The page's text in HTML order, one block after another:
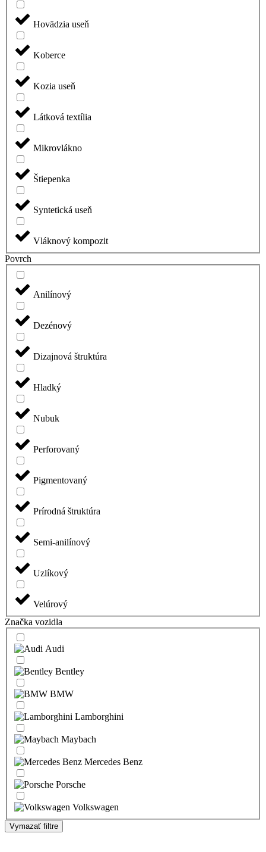
Hovädzia useň
Koberce
Kozia useň
Látková textília
Mikrovlákno
Štiepenka
Syntetická useň
Vláknový kompozit
Povrch
Anilínový
Dezénový
Dizajnová štruktúra
Hladký
Nubuk
Perforovaný
Pigmentovaný
Prírodná štruktúra
Semi-anilínový
Uzlíkový
Velúrový
Značka vozidla
Audi
Bentley
BMW
Lamborghini
Maybach
Mercedes Benz
Porsche
Volkswagen
Vymazať filtre